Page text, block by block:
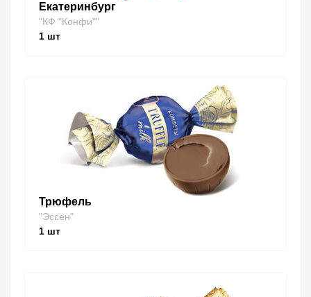
Екатеринбург
"КФ "Конфи""
1 шт
Трюфель
"Эссен"
1 шт